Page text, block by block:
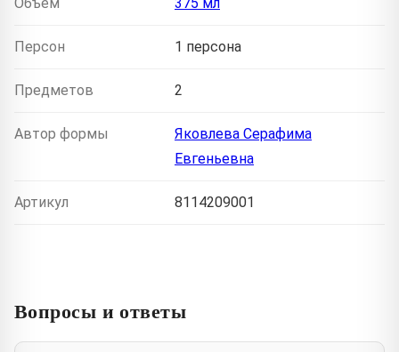
Объем 375 мл
Персон 1 персона
Предметов 2
Автор формы
Яковлева Серафима
Евгеньевна
Артикул 8114209001
Вопросы и ответы